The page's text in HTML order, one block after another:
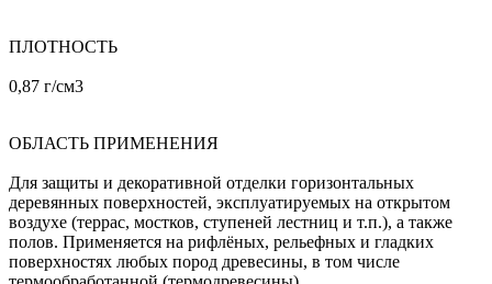
ПЛОТНОСТЬ
0,87 г/см3
ОБЛАСТЬ ПРИМЕНЕНИЯ
Для защиты и декоративной отделки горизонтальных
деревянных поверхностей, эксплуатируемых на открытом
воздухе (террас, мостков, ступеней лестниц и т.п.), а также
полов. Применяется на рифлёных, рельефных и гладких
поверхностях любых пород древесины, в том числе